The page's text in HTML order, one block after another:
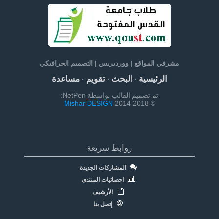
مشرفي المواقع | ووردبريس | التصميم الجرافيكي
الرئيسية· البحث· تقويم· مساعدة
تم تصميم القالب بواسطة NetPen:
© 2014-2018
Mishar DESIGN
روابط سريعة
المشاركات الجديدة
احصائيات المنتدى
الأرشيف
إتصل بنا